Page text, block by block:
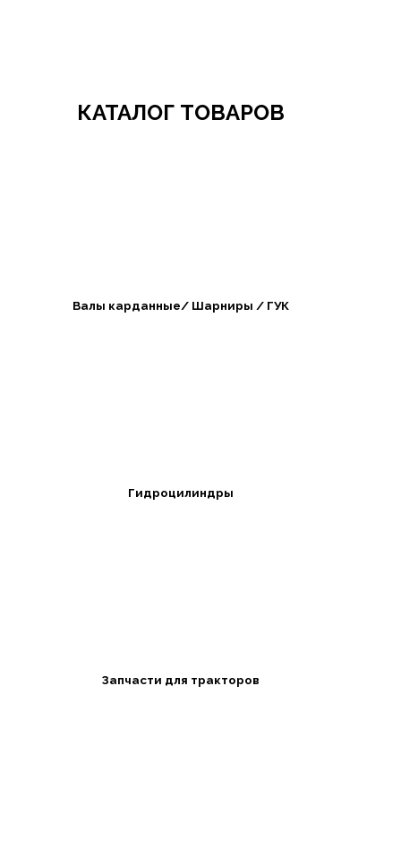
КАТАЛОГ ТОВАРОВ
Валы карданные/ Шарниры / ГУК
Гидроцилиндры
Запчасти для тракторов